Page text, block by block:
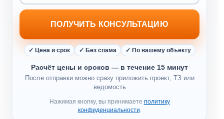
ПОЛУЧИТЬ КОНСУЛЬТАЦИЮ
✓ Цена и срок ✓ Без спама ✓ По вашему объекту
Расчёт цены и сроков — в течение 15 минут
После отправки можно сразу приложить проект, ТЗ или
ведомость
Нажимая кнопку, вы принимаете политику
конфиденциальности